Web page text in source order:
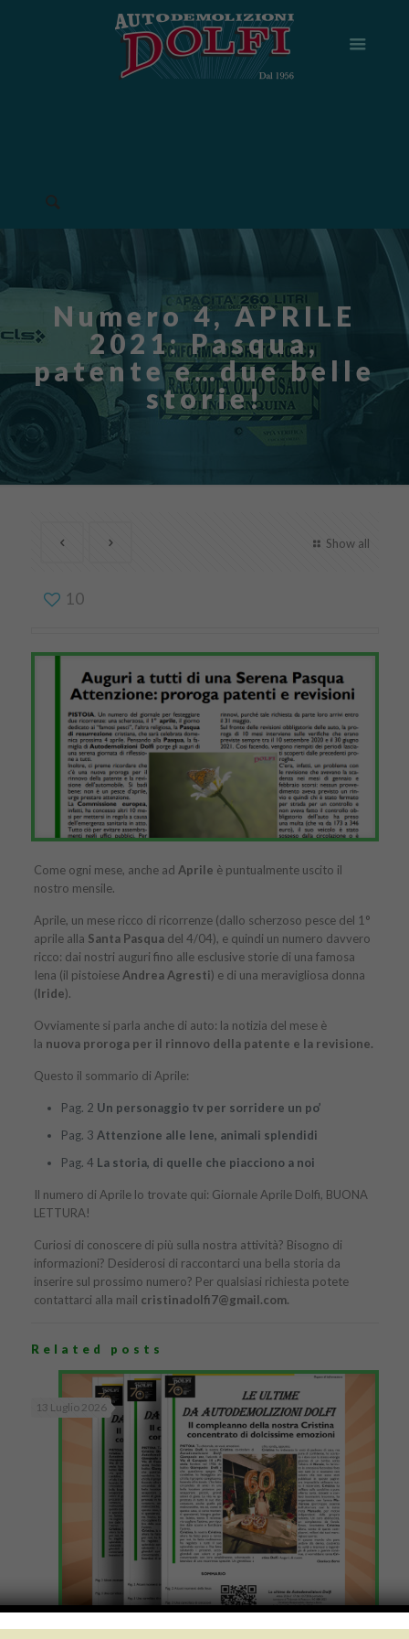
Numero 4, APRILE
2021: Pasqua,
patente e…due belle
storie!
Show all
10
Come ogni mese, anche ad Aprile è puntualmente uscito il
nostro mensile.
Aprile, un mese ricco di ricorrenze (dallo scherzoso pesce del 1°
aprile alla Santa Pasqua del 4/04), e quindi un numero davvero
ricco: dai nostri auguri fino alle esclusive storie di una famosa
Iena (il pistoiese Andrea Agresti) e di una meravigliosa donna
(Iride).
Ovviamente si parla anche di auto: la notizia del mese è
la nuova proroga per il rinnovo della patente e la revisione.
Questo il sommario di Aprile:
Pag. 2 Un personaggio tv per sorridere un po’
Pag. 3Attenzione alle Iene, animali splendidi
Pag. 4 La storia, di quelle che piacciono a noi
Il numero di Aprile lo trovate qui: Giornale Aprile Dolfi, BUONA
LETTURA!
Curiosi di conoscere di più sulla nostra attività? Bisogno di
informazioni? Desiderosi di raccontarci una bella storia da
inserire sul prossimo numero? Per qualsiasi richiesta potete
contattarci alla mail cristinadolfi7@gmail.com.
Related posts
13 Luglio 2026
Numero 17/2026: un compleanno da